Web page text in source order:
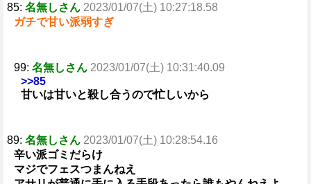
85: 名無しさん 2023/01/07(土) 10:27:18.58
ガチで甘い派弱すぎ
99: 名無しさん 2023/01/07(土) 10:31:40.09
>>85
甘いは甘いと殺し合うので忙しいから
89: 名無しさん 2023/01/07(土) 10:28:54.16
辛い派ゴミだらけ
マジでフェスつまんねえ